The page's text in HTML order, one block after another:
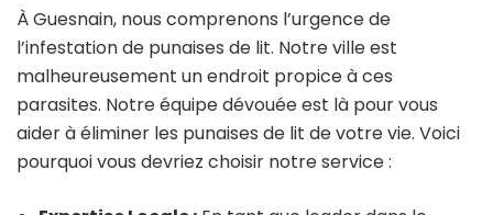
À Guesnain, nous comprenons l’urgence de
l’infestation de punaises de lit. Notre ville est
malheureusement un endroit propice à ces
parasites. Notre équipe dévouée est là pour vous
aider à éliminer les punaises de lit de votre vie. Voici
pourquoi vous devriez choisir notre service :